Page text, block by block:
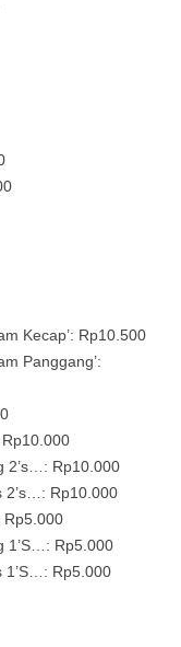
Kecap’: Rp10.500
Panggang’:
2’s…: Rp10.000
2’s…: Rp10.000
Rp5.000
1’S…: Rp5.000
1’S…: Rp5.000